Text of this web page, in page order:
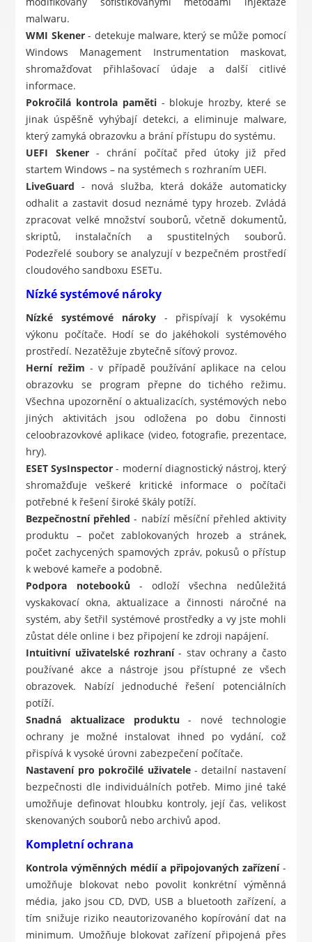
malwaru.
WMI Skener- detekuje malware, který se může pomocí
Windows Management Instrumentation maskovat,
shromažďovat přihlašovací údaje a další citlivé
informace.
Pokročilá kontrola paměti- blokuje hrozby, které se
jinak úspěšně vyhýbají detekci, a eliminuje malware,
který zamyká obrazovku a brání přístupu do systému.
UEFI Skener- chrání počítač před útoky již před
startem Windows – na systémech s rozhraním UEFI.
LiveGuard - nová služba, která dokáže automaticky
odhalit a zastavit dosud neznámé typy hrozeb. Zvládá
zpracovat velké množství souborů, včetně dokumentů,
skriptů, instalačních a spustitelných souborů.
Podezřelé soubory se analyzují v bezpečném prostředí
cloudového sandboxu ESETu.
Nízké systémové nároky
Nízké systémové nároky- přispívají k vysokému
výkonu počítače. Hodí se do jakéhokoli systémového
prostředí. Nezatěžuje zbytečně síťový provoz.
Herní režim - v případě používání aplikace na celou
obrazovku se program přepne do tichého režimu.
Všechna upozornění o aktualizacích, systémových nebo
jiných aktivitách jsou odložena po dobu činnosti
celoobrazovkové aplikace (video, fotografie, prezentace,
hry).
ESET SysInspector - moderní diagnostický nástroj, který
shromažďuje veškeré kritické informace o počítači
potřebné k řešení široké škály potíží.
Bezpečnostní přehled - nabízí měsíční přehled aktivity
produktu – počet zablokovaných hrozeb a stránek,
počet zachycených spamových zpráv, pokusů o přístup
k webové kameře a podobně.
Podpora notebooků - odloží všechna nedůležitá
vyskakovací okna, aktualizace a činnosti náročné na
systém, aby šetřil systémové prostředky a vy jste mohli
zůstat déle online i bez připojení ke zdroji napájení.
Intuitivní uživatelské rozhraní- stav ochrany a často
používané akce a nástroje jsou přístupné ze všech
obrazovek. Nabízí jednoduché řešení potenciálních
potíží.
Snadná aktualizace produktu - nové technologie
ochrany je možné instalovat ihned po vydání, což
přispívá k vysoké úrovni zabezpečení počítače.
Nastavení pro pokročilé uživatele- detailní nastavení
bezpečnosti dle individuálních potřeb. Mimo jiné také
umožňuje definovat hloubku kontroly, její čas, velikost
skenovaných souborů nebo archivů apod.
Kompletní ochrana
Kontrola výměnných médií a připojovaných zařízení-
umožňuje blokovat nebo povolit konkrétní výměnná
média, jako jsou CD, DVD, USB a bluetooth zařízení, a
tím snižuje riziko neautorizovaného kopírování dat na
minimum. Umožňuje blokovat zařízení připojená přes